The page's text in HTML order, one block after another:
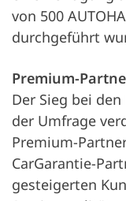
von 500
durchgeführt
Premium-
Der Sieg bei
der Umfrage
Premium-
CarGarantie-
gesteigerten